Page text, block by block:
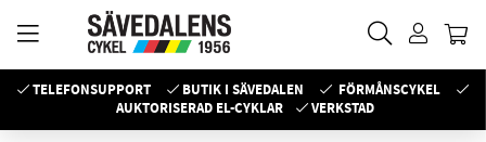
TELEFONSUPPORT BUTIK I SÄVEDALEN
FÖRMÅNSCYKEL
AUKTORISERAD EL-CYKLAR
VERKSTAD